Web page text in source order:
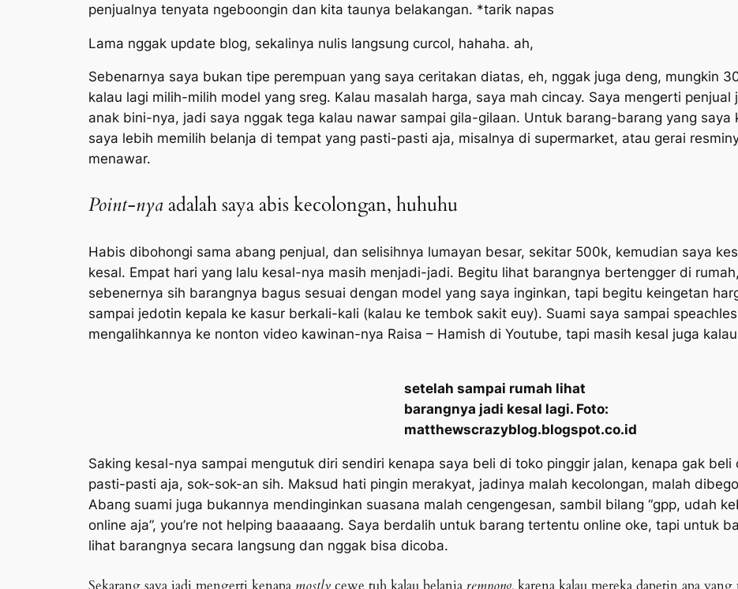
penjualnya tenyata ngeboongin dan kita taunya belakangan. *tarik napas
Lama nggak update blog, sekalinya nulis langsung curcol, hahaha. ah,
Sebenarnya saya bukan tipe perempuan yang saya ceritakan diatas, eh, nggak juga deng, mungkin
kalau lagi milih-milih model yang sreg. Kalau masalah harga, saya mah cincay. Saya mengerti penjual
anak bini-nya, jadi saya nggak tega kalau nawar sampai gila-gilaan. Untuk barang-barang yang saya
saya lebih memilih belanja di tempat yang pasti-pasti aja, misalnya di supermarket, atau gerai
menawar.
Point-nya adalah saya abis kecolongan, huhuhu
Habis dibohongi sama abang penjual, dan selisihnya lumayan besar, sekitar 500k, kemudian saya
kesal. Empat hari yang lalu kesal-nya masih menjadi-jadi. Begitu lihat barangnya bertengger di
sebenernya sih barangnya bagus sesuai dengan model yang saya inginkan, tapi begitu keingetan
sampai jedotin kepala ke kasur berkali-kali (kalau ke tembok sakit euy). Suami saya sampai
mengalihkannya ke nonton video kawinan-nya Raisa – Hamish di Youtube, tapi masih kesal juga
setelah sampai rumah lihat
barangnya jadi kesal lagi. Foto:
matthewscrazyblog.blogspot.co.id
Saking kesal-nya sampai mengutuk diri sendiri kenapa saya beli di toko pinggir jalan, kenapa gak
pasti-pasti aja, sok-sok-an sih. Maksud hati pingin merakyat, jadinya malah kecolongan, malah
Abang suami juga bukannya mendinginkan suasana malah cengengesan, sambil bilang “gpp, udah
online aja”, you’re not helping baaaaang. Saya berdalih untuk barang tertentu online oke, tapi untuk
lihat barangnya secara langsung dan nggak bisa dicoba.
Sekarang saya jadi mengerti kenapa mostly cewe tuh kalau belanja rempong, karena kalau mereka dapetin apa